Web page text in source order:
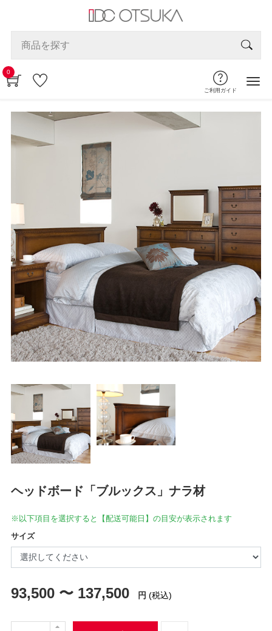
0
ご利用ガイド
ヘッドボード「ブルックス」ナラ材
※以下項目を選択すると【配送可能日】の目安が表示されます
サイズ
93,500 〜 137,500 円 (税込)